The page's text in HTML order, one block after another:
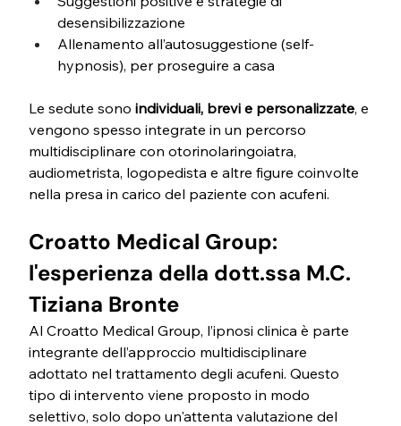
desensibilizzazione
Allenamento all’autosuggestione (self-
hypnosis), per proseguire a casa
Le sedute sono individuali, brevi e personalizzate, e
vengono spesso integrate in un percorso
multidisciplinare con otorinolaringoiatra,
audiometrista, logopedista e altre figure coinvolte
nella presa in carico del paziente con acufeni.
Croatto Medical Group:
l'esperienza della dott.ssa M.C.
Tiziana Bronte
Al Croatto Medical Group, l’ipnosi clinica è parte
integrante dell’approccio multidisciplinare
adottato nel trattamento degli acufeni. Questo
tipo di intervento viene proposto in modo
selettivo, solo dopo un'attenta valutazione del